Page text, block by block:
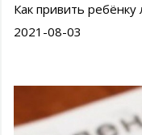
Как привить
2021-08-03